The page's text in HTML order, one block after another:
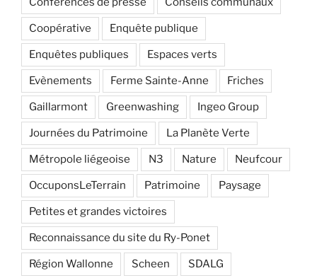
Coopérative Enquête publique
Enquêtes publiques Espaces verts
Evènements Ferme Sainte-Anne Friches
Gaillarmont Greenwashing Ingeo Group
Journées du Patrimoine La Planète Verte
Métropole liégeoise N3 Nature Neufcour
OccuponsLeTerrain Patrimoine Paysage
Petites et grandes victoires
Reconnaissance du site du Ry-Ponet
Région Wallonne Scheen SDALG